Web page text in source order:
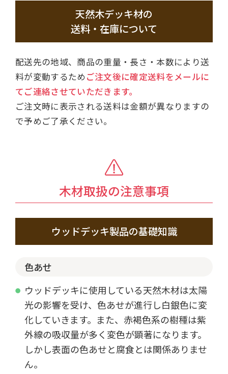
天然木デッキ材の
送料・在庫について
配送先の地域、商品の重量・長さ・本数により送
料が変動するため ご注文後に確定送料をメールに
てご連絡させていただきます。
ご注文時に表示される送料は金額が異なりますの
で予めご了承ください。
木材取扱の注意事項
ウッドデッキ製品の基礎知識
色あせ
ウッドデッキに使用している天然木材は太陽
光の影響を受け、色あせが進行し白銀色に変
化していきます。また、赤褐色系の樹種は紫
外線の吸収量が多く変色が顕著になります。
しかし表面の色あせと腐食とは関係ありませ
ん。